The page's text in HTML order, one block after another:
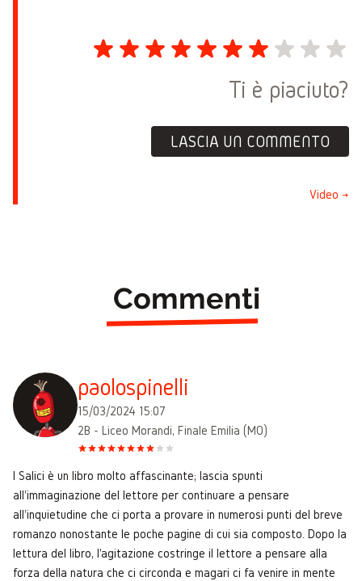
Ti è piaciuto?
LASCIA UN COMMENTO
Video →
Commenti
paolospinelli
15/03/2024 15:07
2B - Liceo Morandi, Finale Emilia (MO)
I Salici è un libro molto affascinante; lascia spunti
all'immaginazione del lettore per continuare a pensare
all'inquietudine che ci porta a provare in numerosi punti del breve
romanzo nonostante le poche pagine di cui sia composto. Dopo la
lettura del libro, l'agitazione costringe il lettore a pensare alla
forza della natura che ci circonda e magari ci fa venire in mente